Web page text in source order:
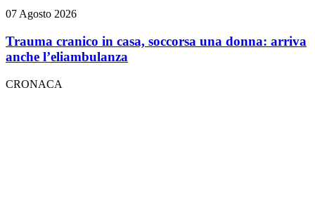
07 Agosto 2026
Trauma cranico in casa, soccorsa una donna: arriva
anche l’eliambulanza
CRONACA